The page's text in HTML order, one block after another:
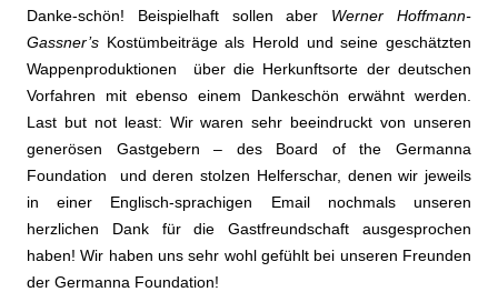
Danke-schön! Beispielhaft sollen aber Werner Hoffmann-
Gassner’s Kostümbeiträge als Herold und seine geschätzten
Wappenproduktionen über die Herkunftsorte der deutschen
Vorfahren mit ebenso einem Dankeschön erwähnt werden.
Last but not least: Wir waren sehr beeindruckt von unseren
generösen Gastgebern – des Board of the Germanna
Foundation und deren stolzen Helferschar, denen wir jeweils
in einer Englisch-sprachigen Email nochmals unseren
herzlichen Dank für die Gastfreundschaft ausgesprochen
haben! Wir haben uns sehr wohl gefühlt bei unseren Freunden
der Germanna Foundation!